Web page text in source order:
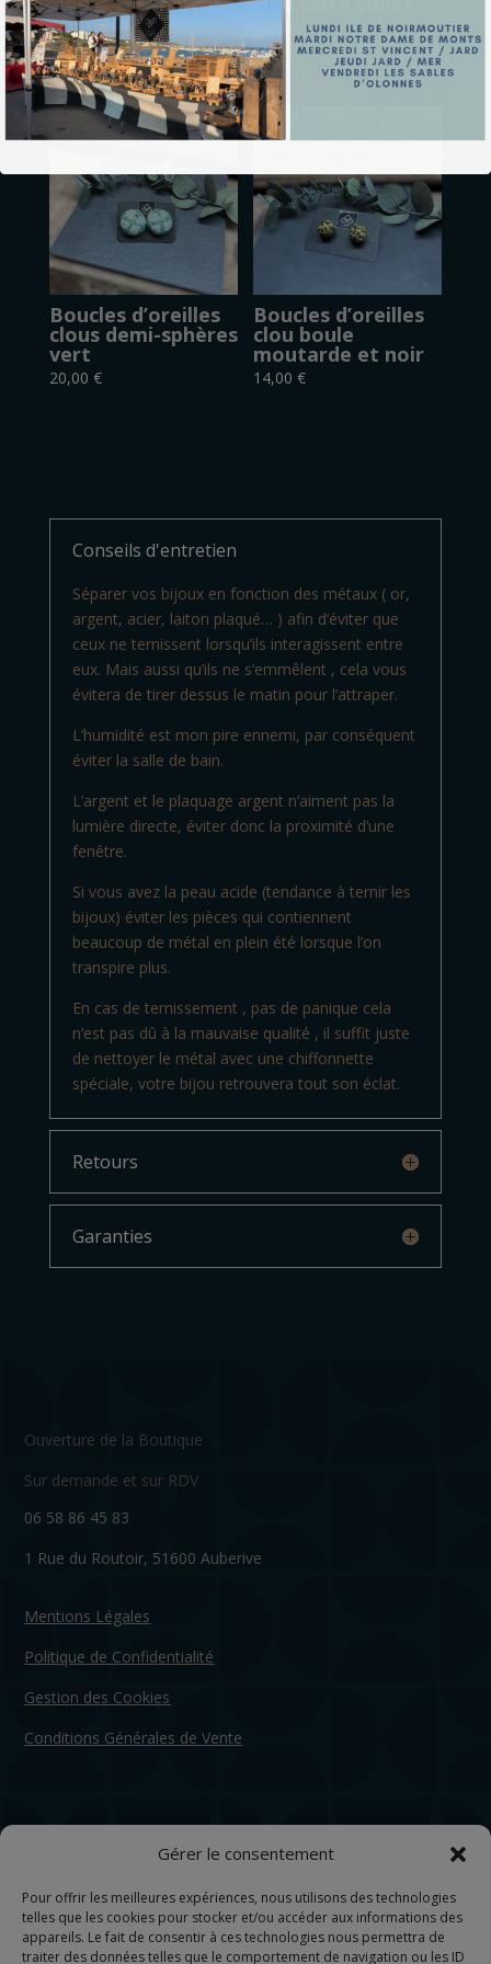
Gérer le consentement
Pour offrir les meilleures expériences, nous utilisons des technologies
telles que les cookies pour stocker et/ou accéder aux informations des
appareils. Le fait de consentir à ces technologies nous permettra de
traiter des données telles que le comportement de navigation ou les ID
crème
12,00€
Boucles d’oreilles
clous demi-sphères
vert
20,00 €
Boucles d’oreilles
clou boule
moutarde et noir
14,00€
Conseils d'entretien
Séparer vos bijoux en fonction des métaux ( or,
argent, acier, laiton plaqué… ) afin d’éviter que
ceux ne ternissent lorsqu’ils interagissent entre
eux. Mais aussi qu’ils ne s’emmêlent , cela vous
évitera de tirer dessus le matin pour l’attraper.
L’humidité est mon pire ennemi, par conséquent
éviter la salle de bain.
L’argent et le plaquage argent n’aiment pas la
lumière directe, éviter donc la proximité d’une
fenêtre.
Si vous avez la peau acide (tendance à ternir les
bijoux) éviter les pièces qui contiennent
beaucoup de métal en plein été lorsque l’on
transpire plus.
En cas de ternissement , pas de panique cela
n’est pas dû à la mauvaise qualité , il suffit juste
de nettoyer le métal avec une chiffonnette
spéciale, votre bijou retrouvera tout son éclat.
Retours
Garanties
Ouverture de la Boutique
Sur demande et sur RDV
06 58 86 45 83
1 Rue du Routoir, 51600 Auberive
Mentions Légales
Politique de Confidentialité
Gestion des Cookies
Conditions Générales de Vente